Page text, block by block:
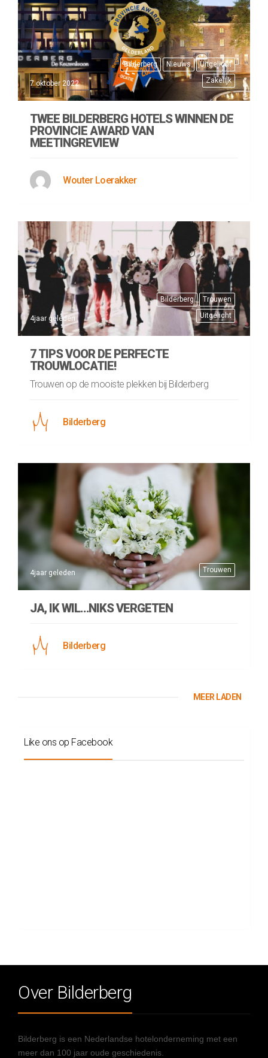
Bilderberg Nieuws
Uitgelicht
Zakelijk
7 oktober 2022
TWEE BILDERBERG HOTELS WINNEN DE
PROVINCIE AWARD VAN
MEETINGREVIEW
Wouter Loerakker
Bilderberg
Trouwen
Uitgelicht
4jaar geleden
7 TIPS VOOR DE PERFECTE
TROUWLOCATIE!
Trouwen op de mooiste plekken bij Bilderberg
Bilderberg
Trouwen
4jaar geleden
JA, IK WIL…NIKS VERGETEN
Bilderberg
MEER LADEN
Like ons op Facebook
Over Bilderberg
Bilderberg is een Nederlandse hotelonderneming met een
meer dan 100 jaar oude geschiedenis.